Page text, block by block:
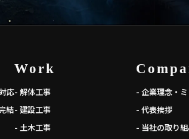
応
結
Work
- 解体工事
- 建設工事
- 土木工事
- 企業理念・
- 代表挨拶
- 当社の取り